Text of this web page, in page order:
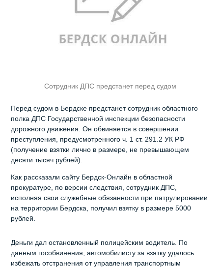
Сотрудник ДПС предстанет перед судом
Перед судом в Бердске предстанет сотрудник областного
полка ДПС Государственной инспекции безопасности
дорожного движения. Он обвиняется в совершении
преступления, предусмотренного ч. 1 ст. 291.2 УК РФ
(получение взятки лично в размере, не превышающем
десяти тысяч рублей).
Как рассказали сайту Бердск-Онлайн в областной
прокуратуре, по версии следствия, сотрудник ДПС,
исполняя свои служебные обязанности при патрулировании
на территории Бердска, получил взятку в размере 5000
рублей.
Деньги дал остановленный полицейским водитель. По
данным гособвинения, автомобилисту за взятку удалось
избежать отстранения от управления транспортным